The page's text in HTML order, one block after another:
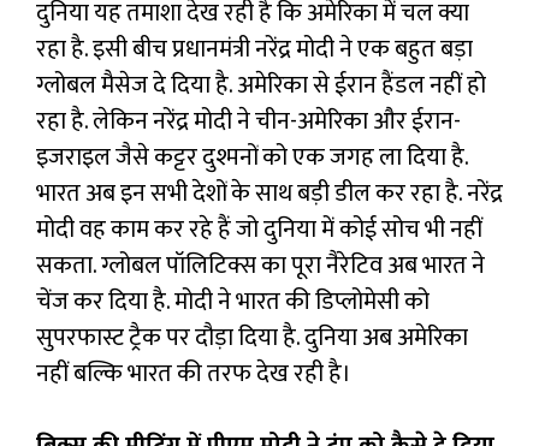
दुनिया यह तमाशा देख रही है कि अमेरिका में चल क्या
रहा है. इसी बीच प्रधानमंत्री नरेंद्र मोदी ने एक बहुत बड़ा
ग्लोबल मैसेज दे दिया है. अमेरिका से ईरान हैंडल नहीं हो
रहा है. लेकिन नरेंद्र मोदी ने चीन-अमेरिका और ईरान-
इजराइल जैसे कट्टर दुश्मनों को एक जगह ला दिया है.
भारत अब इन सभी देशों के साथ बड़ी डील कर रहा है. नरेंद्र
मोदी वह काम कर रहे हैं जो दुनिया में कोई सोच भी नहीं
सकता. ग्लोबल पॉलिटिक्स का पूरा नैरेटिव अब भारत ने
चेंज कर दिया है. मोदी ने भारत की डिप्लोमेसी को
सुपरफास्ट ट्रैक पर दौड़ा दिया है. दुनिया अब अमेरिका
नहीं बल्कि भारत की तरफ देख रही है।